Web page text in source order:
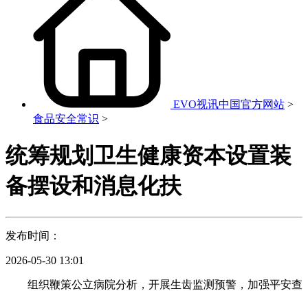
EVO视讯中国官方网站 >
食品安全常识 >
统筹规划卫生健康资本设置装
备摆设和消息化扶
发布时间：
2026-05-30 13:01
组织鞭策公立病院分析，开展生齿监测预警，加强平安查